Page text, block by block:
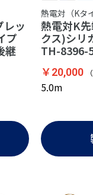
ッ
プ
継
熱電対（Kタ
熱電対K
クス)シリ
TH-8396-
￥20,000
5.0m